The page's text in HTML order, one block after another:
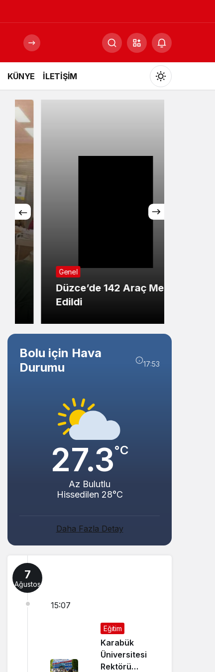
KÜNYE İLETİŞİM
Mod
değiştir
Gündüz Modu
Düzce’de 142 Araç Men
Bolu için Hava
Durumu
17:53
27.3°C
Az Bulutlu
Hissedilen 28°C
Daha Fazla Detay
7
Ağustos
15:07
Eğitim
Karabük
Üniversitesi
Rektörü